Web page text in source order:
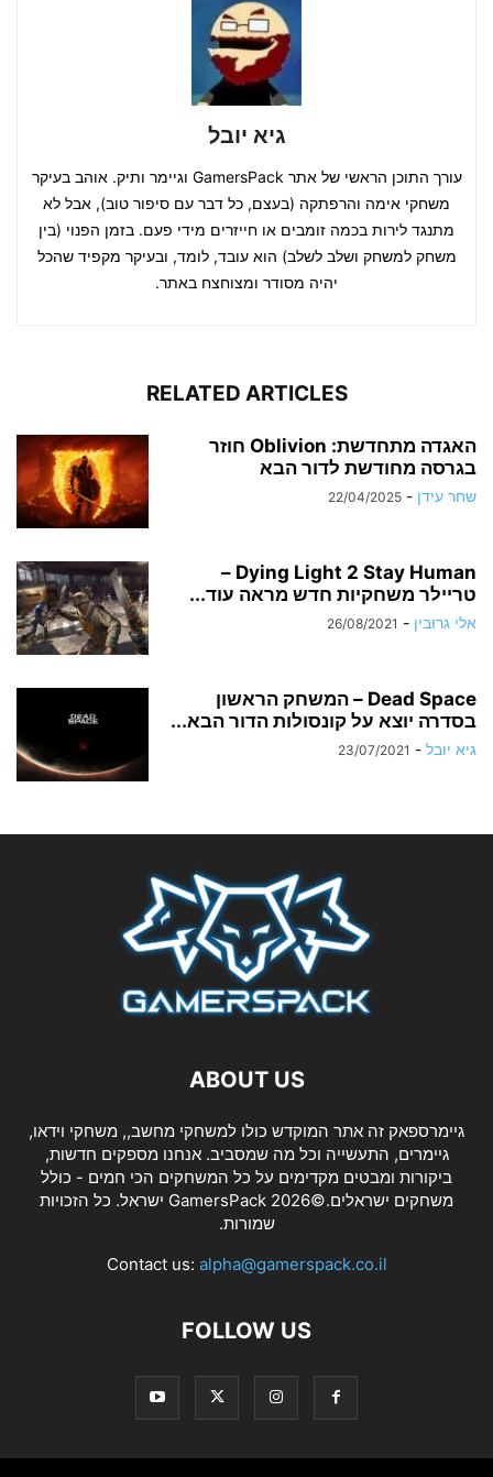
גיא יובל
עורך התוכן הראשי של אתר GamersPack וגיימר ותיק. אוהב בעיקר
משחקי אימה והרפתקה (בעצם, כל דבר עם סיפור טוב), אבל לא
מתנגד לירות בכמה זומבים או חייזרים מידי פעם. בזמן הפנוי (בין
משחק למשחק ושלב לשלב) הוא עובד, לומד, ובעיקר מקפיד שהכל
יהיה מסודר ומצוחצח באתר.
RELATED ARTICLES
האגדה מתחדשת: Oblivion חוזר
בגרסה מחודשת לדור הבא
שחר עידן -
22/04/2025
Dying Light 2 Stay Human –
טריילר משחקיות חדש מראה עוד...
אלי גרובין -
26/08/2021
Dead Space – המשחק הראשון
בסדרה יוצא על קונסולות הדור הבא...
גיא יובל -
23/07/2021
ABOUT US
גיימרספאק זה אתר המוקדש כולו למשחקי מחשב,, משחקי וידאו,
גיימרים, התעשייה וכל מה שמסביב. אנחנו מספקים חדשות,
ביקורות ומבטים מקדימים על כל המשחקים הכי חמים - כולל
משחקים ישראלים.©2026 GamersPack ישראל. כל הזכויות
שמורות.
Contact us: alpha@gamerspack.co.il
FOLLOW US